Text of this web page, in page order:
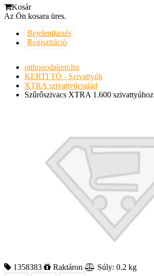
Kosár
Az Ön kosara üres.
Bejelentkezés
Regisztráció
otthonodakert.hu
KERTI TÓ - Szivattyúk
XTRA szivattyúcsalád
Szűrőszivacs XTRA 1.600 szivattyúhoz
1358383 Raktáron Súly: 0.2 kg